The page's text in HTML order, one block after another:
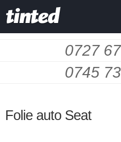
0727
0745
Folie auto Seat